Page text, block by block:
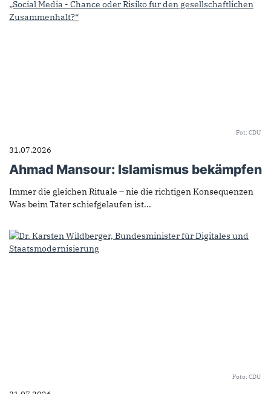
Fot: CDU
31.07.2026
Ahmad Mansour: Islamismus bekämpfen
Immer die gleichen Rituale – nie die richtigen Konsequenzen
Was beim Täter schiefgelaufen ist...
Foto: CDU